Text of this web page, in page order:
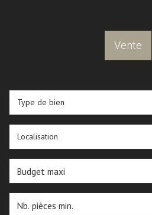
Vente
Type de bien
Localisation